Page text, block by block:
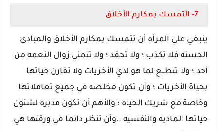
7- التمسك بمكارم الأخلاق
ينبغي علي المرأه أن تتمسك بمكارم الأخلاق والمبادئ
الحسنه فلا تكذب ؛ ولا تحقد ؛ ولا تتمني زوال النعمه من
أحد ؛ ولا تتطلع لما هو لدي الأخريات ولا تقارن حياتها
بحياة الأخريات ؛ وأن تكون مخلصه في جميع تعاملاتها
وخاصة مع شريك الحياه ؛ والأهم أن تكون مدبره لشئون
حياتها الماديه والنفسيه ..وأن تنظر دائما في ورقتها هي